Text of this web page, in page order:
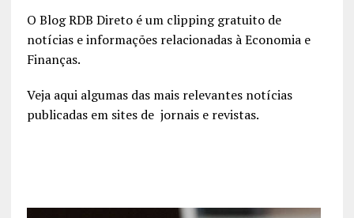
O Blog RDB Direto é um clipping gratuito de
notícias e informações relacionadas à Economia e
Finanças.
Veja aqui algumas das mais relevantes notícias
publicadas em sites de jornais e revistas.